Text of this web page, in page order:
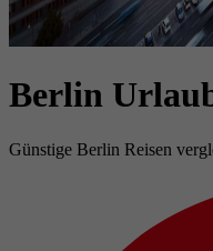
Berlin
Günstige Berlin Reisen